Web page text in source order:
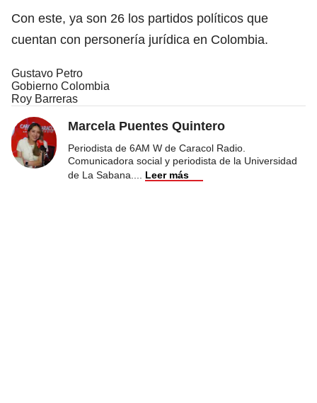
Con este, ya son 26 los partidos políticos que
cuentan con personería jurídica en Colombia.
Gustavo Petro
Gobierno Colombia
Roy Barreras
Marcela Puentes Quintero
Periodista de 6AM W de Caracol Radio.
Comunicadora social y periodista de la Universidad
de La Sabana.
Leer más